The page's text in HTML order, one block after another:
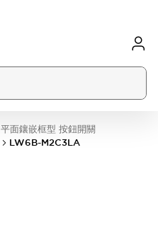
平面鑲嵌框型 按鈕開關
LW6B-M2C3LA